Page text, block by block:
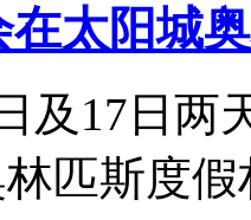
太阳城
及17日
匹斯度